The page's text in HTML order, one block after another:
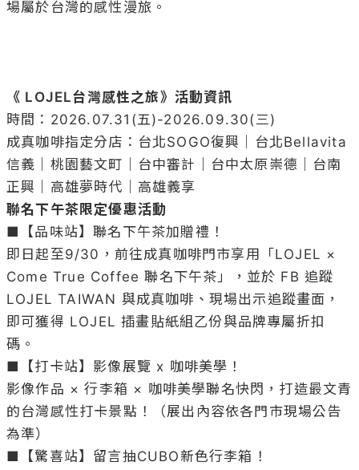
場屬於台灣的感性漫旅。
《 LOJEL台灣感性之旅》活動資訊
時間：2026.07.31(五)-2026.09.30(三)
成真咖啡指定分店：台北SOGO復興｜台北Bellavita
信義｜桃園藝文町｜台中審計｜台中太原崇德｜台南
聯名下午茶限定優惠活動
■【品味站】聯名下午茶加贈禮！
即日起至9/30，前往成真咖啡門市享用「LOJEL ×
Come True Coffee 聯名下午茶」，並於 FB 追蹤
LOJEL TAIWAN 與成真咖啡、現場出示追蹤畫面，
即可獲得 LOJEL 插畫貼紙組乙份與品牌專屬折扣
碼。
■【打卡站】影像展覽 x 咖啡美學！
影像作品 × 行李箱 × 咖啡美學聯名快閃，打造最文青
的台灣感性打卡景點！（展出內容依各門市現場公告
為準）
■【驚喜站】留言抽CUBO新色行李箱！